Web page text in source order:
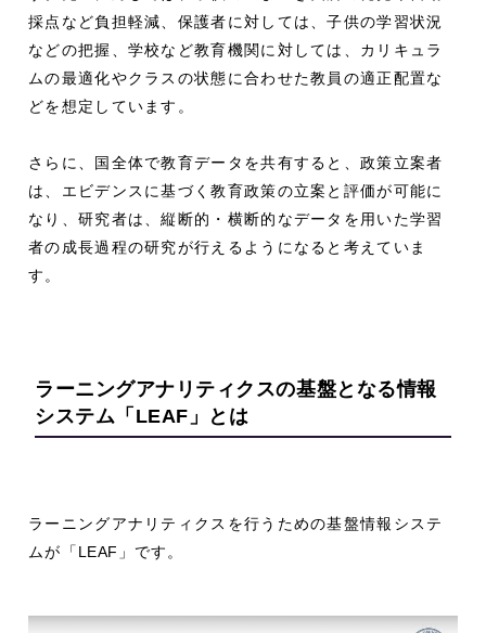
採点など負担軽減、保護者に対しては、子供の学習状況
などの把握、学校など教育機関に対しては、カリキュラ
ムの最適化やクラスの状態に合わせた教員の適正配置な
どを想定しています。
さらに、国全体で教育データを共有すると、政策立案者
は、エビデンスに基づく教育政策の立案と評価が可能に
なり、研究者は、縦断的・横断的なデータを用いた学習
者の成長過程の研究が行えるようになると考えていま
す。
ラーニングアナリティクスの基盤となる情報
システム「 LEAF 」とは
ラーニングアナリティクスを行うための基盤情報システ
ムが「 LEAF 」です。